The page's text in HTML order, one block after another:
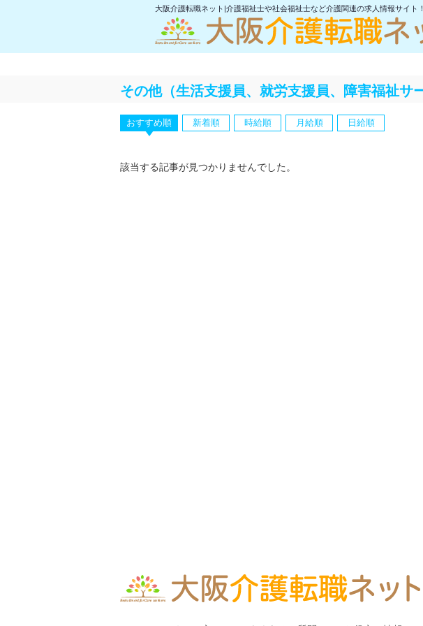
大阪介護転職ネット|介護福祉士や社会福祉士など介護関連の求人情報サイト！
その他（生活支援員、就労支援員、障害福祉サ
おすすめ順 新着順 時給順 月給順 日給順
該当する記事が見つかりませんでした。